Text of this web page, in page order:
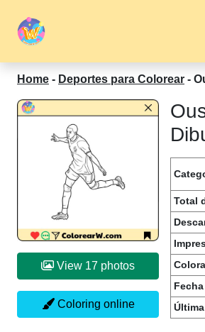
Home - Deportes para Colorear -
View 17 photos
Coloring online
Total